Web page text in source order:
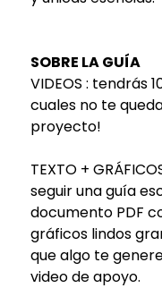
SOBRE LA GUÍA
VIDEOS : tendrás
cuales no te
proyecto!
TEXTO +
seguir una guía
documento PDF
gráficos lindos
que algo te
video de apoyo.